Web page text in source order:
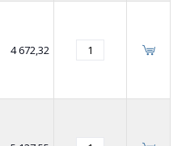
4 672,32